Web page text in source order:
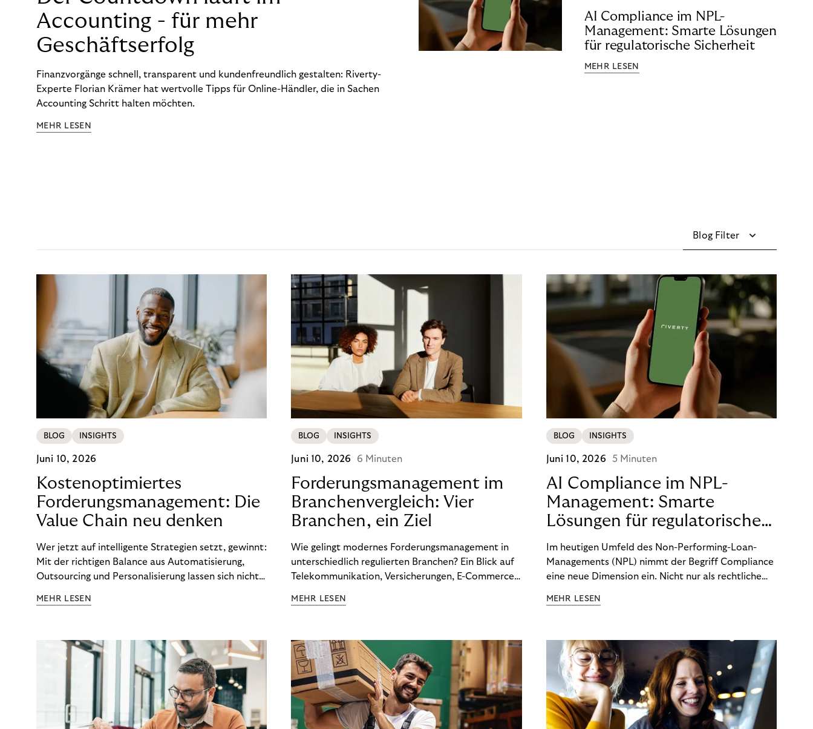
Accounting - für mehr
Geschäftserfolg
Finanzvorgänge schnell, transparent und kundenfreundlich gestalten: Riverty-
Experte Florian Krämer hat wertvolle Tipps für Online-Händler, die in Sachen
Accounting Schritt halten möchten.
MEHR LESEN
AI Compliance im NPL-
Management: Smarte Lösungen
für regulatorische Sicherheit
MEHR LESEN
Blog Filter
BLOG INSIGHTS
Juni 10, 2026
Kostenoptimiertes
Forderungsmanagement: Die
Value Chain neu denken
Wer jetzt auf intelligente Strategien setzt, gewinnt:
Mit der richtigen Balance aus Automatisierung,
Outsourcing und Personalisierung lassen sich nicht
Ergebnisse sichern. Riverty zeigt, wie Recovery-
MEHR LESEN
BLOG INSIGHTS
Juni 10, 2026 6 Minuten
Forderungsmanagement im
Branchenvergleich: Vier
Branchen, ein Ziel
Wie gelingt modernes Forderungsmanagement in
unterschiedlich regulierten Branchen? Ein Blick auf
Telekommunikation, Versicherungen, E-Commerce
wirksam reduzieren will, braucht keine
MEHR LESEN
BLOG INSIGHTS
Juni 10, 2026 5 Minuten
AI Compliance im NPL-
Management: Smarte
Lösungen für regulatorische
Sicherheit
Im heutigen Umfeld des Non-Performing-Loan-
Managements (NPL) nimmt der Begriff Compliance
eine neue Dimension ein. Nicht nur als rechtliche
Wettbewerbsvorteil. In einem Umfeld steigender
(DSGVO) – geraten viele Unternehmen an die
Grenzen traditioneller Compliance-Mechanismen.
MEHR LESEN